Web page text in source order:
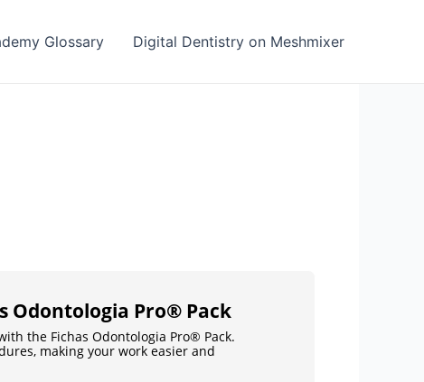
Glossary Digital Dentistry on Meshmixer
Odontologia Pro® Pack
the Fichas Odontologia Pro® Pack.
making your work easier and